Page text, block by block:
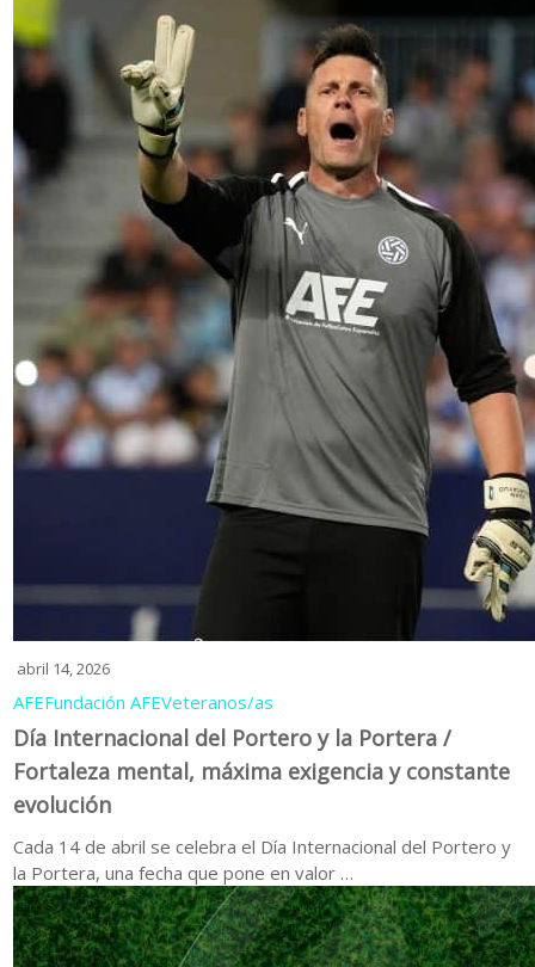
abril 14, 2026
AFEFundación AFEVeteranos/as
Día Internacional del Portero y la Portera /
Fortaleza mental, máxima exigencia y constante
evolución
Cada 14 de abril se celebra el Día Internacional del Portero y
la Portera, una fecha que pone en valor …